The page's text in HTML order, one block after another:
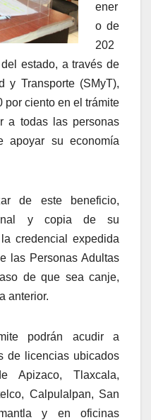
ener
o de
202
estado, a través de
y Transporte (SMyT),
por ciento en el trámite
a todas las personas
apoyar su economía
de este beneficio,
y copia de su
credencial expedida
las Personas Adultas
de que sea canje,
anterior.
podrán acudir a
de licencias ubicados
Apizaco, Tlaxcala,
Calpulalpan, San
y en oficinas